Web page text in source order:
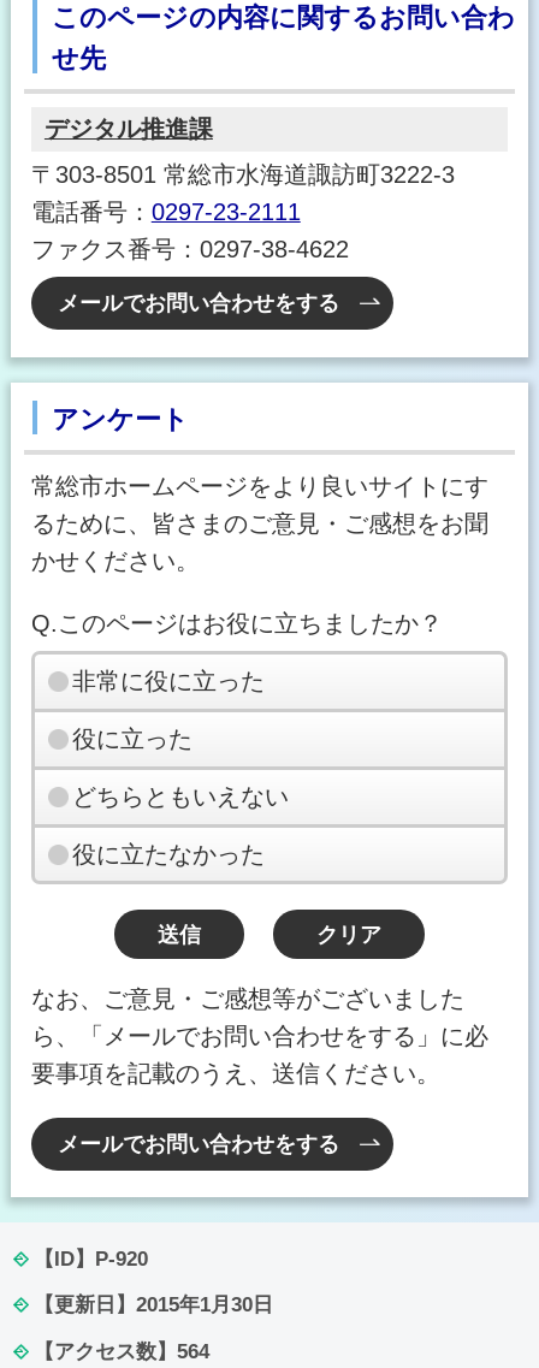
このページの内容に関するお問い合わ
せ先
デジタル推進課
〒303-8501 常総市水海道諏訪町3222-3
電話番号： 0297-23-2111
ファクス番号：0297-38-4622
メールでお問い合わせをする
アンケート
常総市ホームページをより良いサイトにす
るために、皆さまのご意見・ご感想をお聞
かせください。
Q.このページはお役に立ちましたか？
非常に役に立った
役に立った
どちらともいえない
役に立たなかった
なお、ご意見・ご感想等がございました
ら、「メールでお問い合わせをする」に必
要事項を記載のうえ、送信ください。
メールでお問い合わせをする
【ID】 P-920
【更新日】 2015年1月30日
【アクセス数】 564